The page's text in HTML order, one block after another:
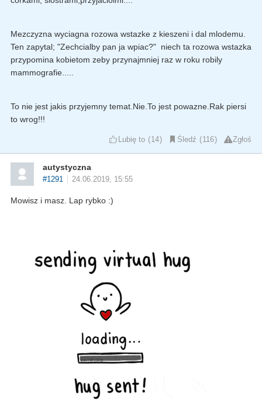
Mezczyzna wyciagna rozowa wstazke z kieszeni i dal mlodemu.
Ten zapytal; "Zechcialby pan ja wpiac?" niech ta rozowa wstazka
przypomina kobietom zeby przynajmniej raz w roku robily
mammografie.....
To nie jest jakis przyjemny temat.Nie.To jest powazne.Rak piersi
to wrog!!!
Lubię to 14 Śledź 116 Zgłoś
autystyczna
#1291 24.06.2019, 15:55
Mowisz i masz. Lap rybko :)